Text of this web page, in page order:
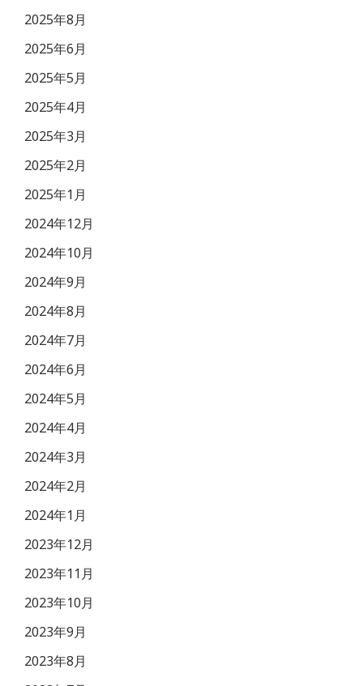
2025年8月
2025年6月
2025年5月
2025年4月
2025年3月
2025年2月
2025年1月
2024年12月
2024年10月
2024年9月
2024年8月
2024年7月
2024年6月
2024年5月
2024年4月
2024年3月
2024年2月
2024年1月
2023年12月
2023年11月
2023年10月
2023年9月
2023年8月